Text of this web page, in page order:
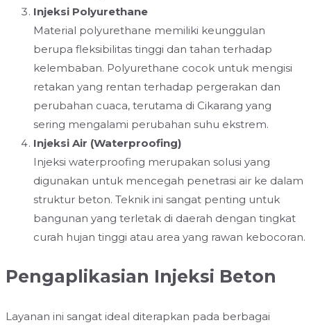
Injeksi Polyurethane
Material polyurethane memiliki keunggulan
berupa fleksibilitas tinggi dan tahan terhadap
kelembaban. Polyurethane cocok untuk mengisi
retakan yang rentan terhadap pergerakan dan
perubahan cuaca, terutama di Cikarang yang
sering mengalami perubahan suhu ekstrem.
Injeksi Air (Waterproofing)
Injeksi waterproofing merupakan solusi yang
digunakan untuk mencegah penetrasi air ke dalam
struktur beton. Teknik ini sangat penting untuk
bangunan yang terletak di daerah dengan tingkat
curah hujan tinggi atau area yang rawan kebocoran.
Pengaplikasian Injeksi Beton
Layanan ini sangat ideal diterapkan pada berbagai